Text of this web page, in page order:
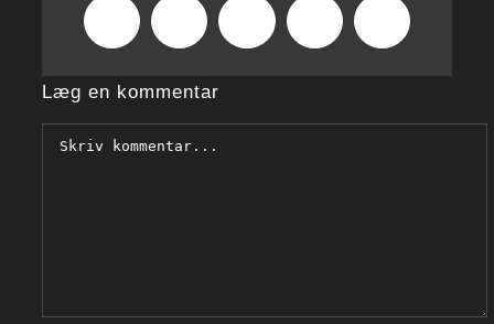
Tumblr Pinterest Xing
mail
Læg en kommentar
Comment